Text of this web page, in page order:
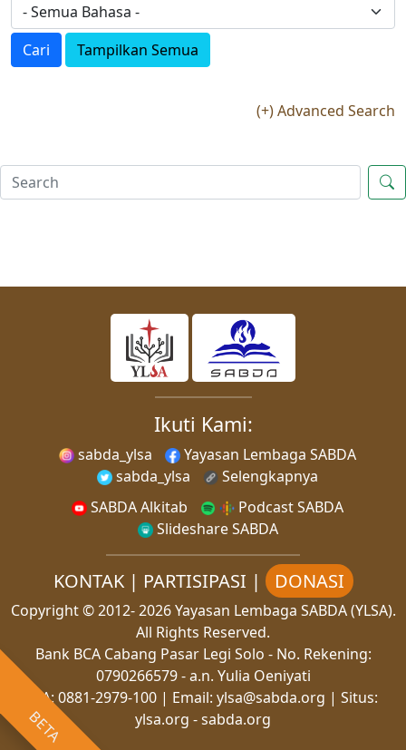
BETA
Cari Tampilkan Semua
(+) Advanced Search
Ikuti Kami:
sabda_ylsa
Yayasan Lembaga SABDA
sabda_ylsa
Selengkapnya
SABDA Alkitab
Podcast SABDA
Slideshare SABDA
KONTAK| PARTISIPASI | DONASI
Copyright© 2012-2026Yayasan Lembaga SABDA (YLSA).
All Rights Reserved.
Bank BCA Cabang Pasar Legi Solo - No. Rekening:
0790266579 - a.n. Yulia Oeniyati
WA: 0881-2979-100| Email: ylsa@sabda.org | Situs:
ylsa.org -sabda.org